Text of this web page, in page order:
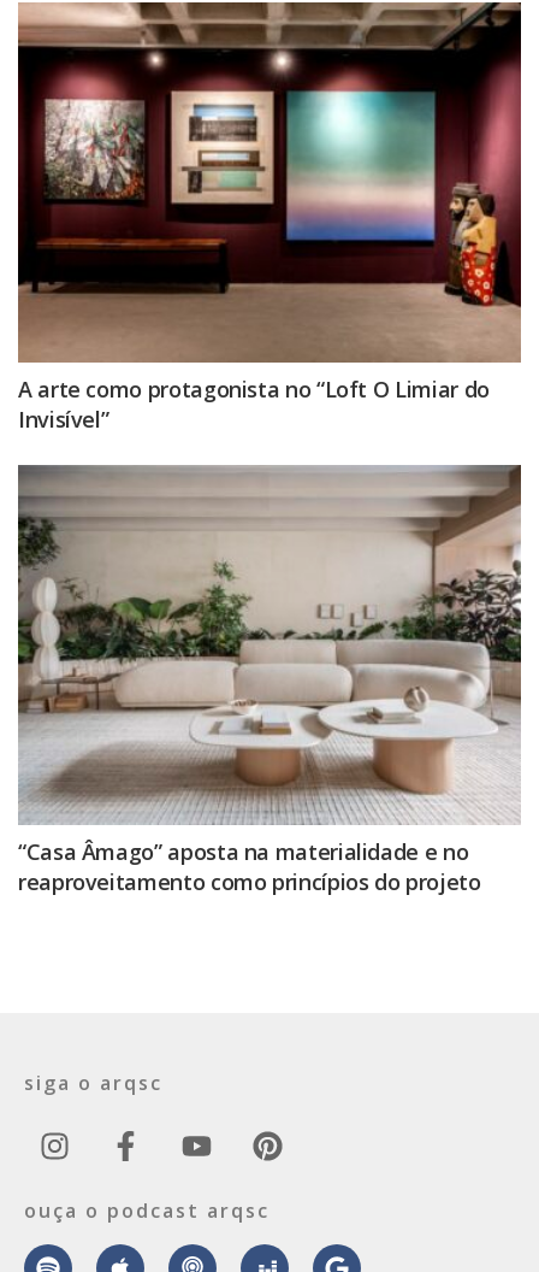
A arte como protagonista no “Loft O Limiar do
Invisível”
“Casa Âmago” aposta na materialidade e no
reaproveitamento como princípios do projeto
siga o arqsc
ouça o podcast arqsc